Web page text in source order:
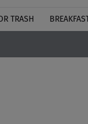
TRASH